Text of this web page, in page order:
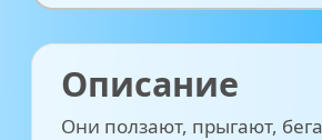
Описание
Они ползают, прыгают,